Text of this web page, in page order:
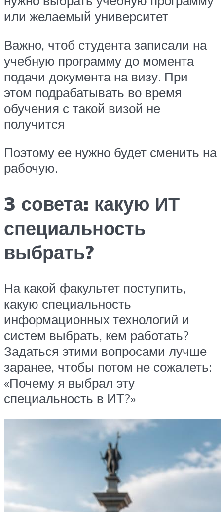
или желаемый университет
Важно, чтоб студента записали на
учебную программу до момента
подачи документа на визу. При
этом подрабатывать во время
обучения с такой визой не
получится
Поэтому ее нужно будет сменить на
рабочую.
3 совета: какую ИТ
специальность
выбрать?
На какой факультет поступить,
какую специальность
информационных технологий и
систем выбрать, кем работать?
Задаться этими вопросами лучше
заранее, чтобы потом не сожалеть:
«Почему я выбрал эту
специальность в ИТ?»